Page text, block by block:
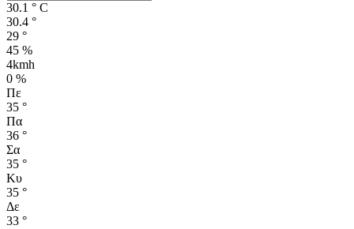
30.1 ° C
30.4 °
29 °
45 %
4kmh
0 %
Πε
35 °
Πα
36 °
Σα
35 °
Κυ
35 °
Δε
33 °